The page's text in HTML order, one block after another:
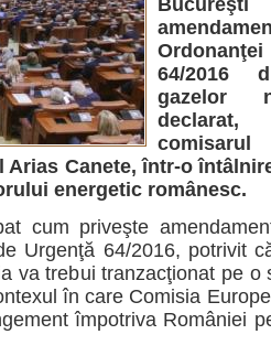
64/2016
gazelor
Arias Canete, într-o
energetic românesc.
cum priveşte
Urgenţă 64/2016, potrivit
va trebui tranzacţionat pe o
în care Comisia
împotriva României